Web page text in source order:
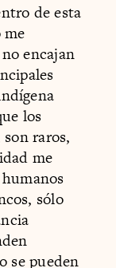
de esta
encajan
los
raros,
me
sólo
se pueden